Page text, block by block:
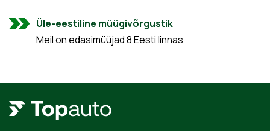
Üle-eestiline müügivõrgustik
Meil on edasimüüjad 8 Eesti linnas